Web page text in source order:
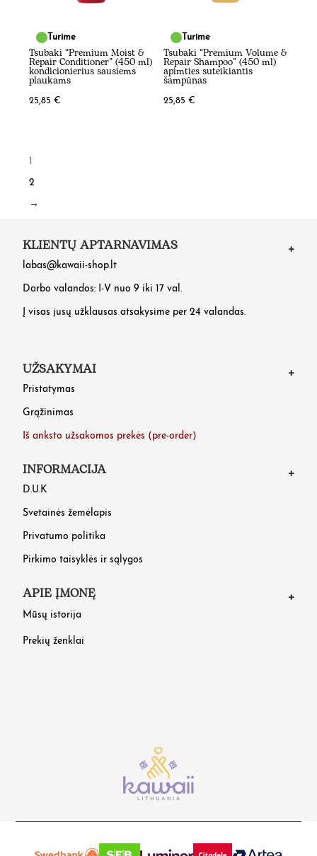
Turime
Tsubaki “Premium Moist &
Repair Conditioner” (450 ml)
kondicionierius sausiems
plaukams
25,85€
Turime
Tsubaki “Premium Volume &
Repair Shampoo” (450 ml)
apimties suteikiantis
šampūnas
25,85€
1
2
→
KLIENTŲ APTARNAVIMAS
labas@kawaii-shop.lt
Darbo valandos: I-V nuo 9 iki 17 val.
Į visas jusų užklausas atsakysime per 24 valandas.
UŽSAKYMAI
Pristatymas
Grąžinimas
Iš anksto užsakomos prekės (pre-order)
INFORMACIJA
D.U.K
Svetainės žemėlapis
Privatumo politika
Pirkimo taisyklės ir sąlygos
APIE ĮMONĘ
Mūsų istorija
Prekių ženklai